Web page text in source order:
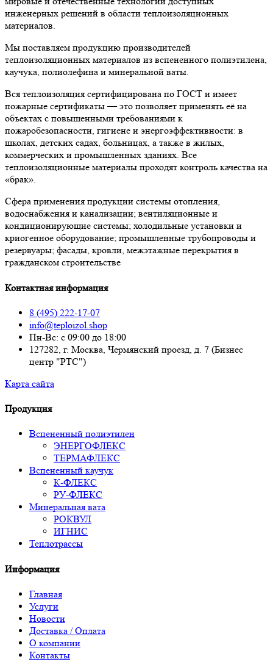
инженерных решений в области теплоизоляционных
материалов.
Мы поставляем продукцию производителей
теплоизоляционных материалов из вспененного полиэтилена,
каучука, полиолефина и минеральной ваты.
Вся теплоизоляция сертифицирована по ГОСТ и имеет
пожарные сертификаты — это позволяет применять её на
объектах с повышенными требованиями к
пожаробезопасности, гигиене и энергоэффективности: в
школах, детских садах, больницах, а также в жилых,
коммерческих и промышленных зданиях. Все
теплоизоляционные материалы проходят контроль качества на
«брак».
Сфера применения продукции системы отопления,
водоснабжения и канализации; вентиляционные и
кондиционирующие системы; холодильные установки и
криогенное оборудование; промышленные трубопроводы и
резервуары; фасады, кровли, межэтажные перекрытия в
гражданском строительстве
Контактная информация
8 (495) 222-17-07
info@teploizol.shop
Пн-Вс: с 09:00 до 18:00
127282, г. Москва, Чермянский проезд, д. 7 (Бизнес
центр "РТС")
Карта сайта
Продукция
Вспененный полиэтилен
ЭНЕРГОФЛЕКС
ТЕРМАФЛЕКС
Вспененный каучук
К-ФЛЕКС
РУ-ФЛЕКС
Минеральная вата
РОКВУЛ
ИГНИС
Теплотрассы
Информация
Главная
Услуги
Новости
Доставка / Оплата
О компании
Контакты